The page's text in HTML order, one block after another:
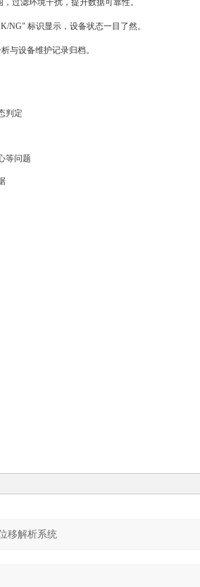
过滤环境干扰，提升数据可靠性。
NG" 标识显示，设备状态一目了然。
与设备维护记录归档。
判定
等问题